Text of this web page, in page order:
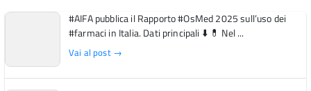
#AIFA pubblica il Rapporto #OsMed 2025 sull’uso dei
#farmaci in Italia. Dati principali ⬇️ 💊 Nel ...
Vai al post →